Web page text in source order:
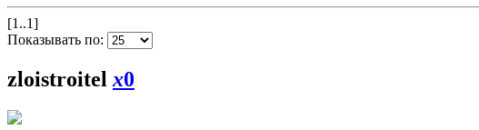
[1..1]
Показывать по:
zloistroitel x0